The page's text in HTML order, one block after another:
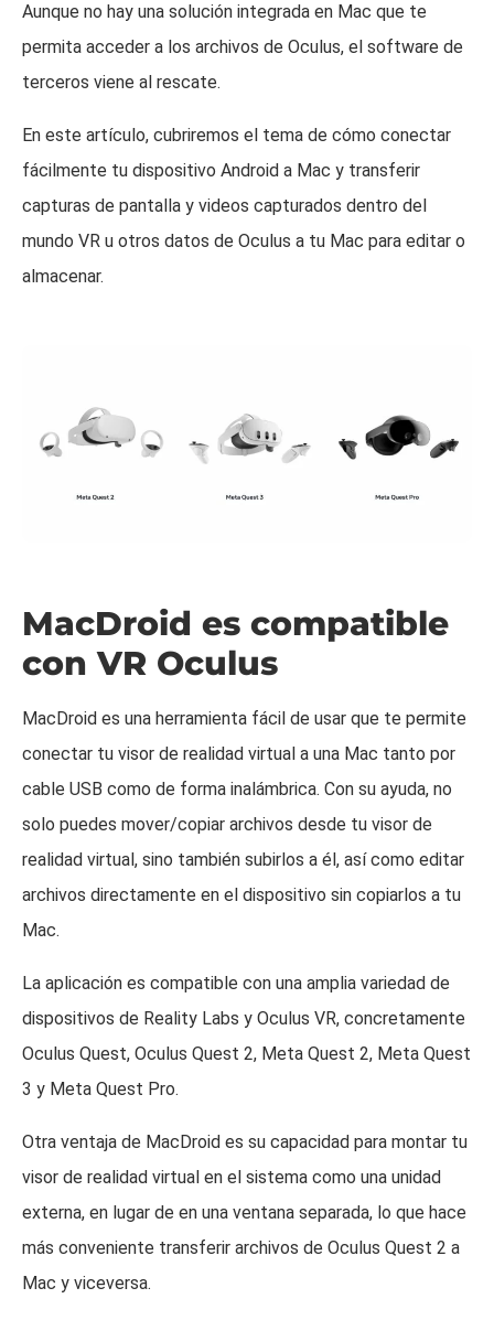
Aunque no hay una solución integrada en Mac que te
permita acceder a los archivos de Oculus, el software de
terceros viene al rescate.
En este artículo, cubriremos el tema de cómo conectar
fácilmente tu dispositivo Android a Mac y transferir
capturas de pantalla y videos capturados dentro del
mundo VR u otros datos de Oculus a tu Mac para editar o
almacenar.
MacDroid es compatible
con VR Oculus
MacDroid es una herramienta fácil de usar que te permite
conectar tu visor de realidad virtual a una Mac tanto por
cable USB como de forma inalámbrica. Con su ayuda, no
solo puedes mover/copiar archivos desde tu visor de
realidad virtual, sino también subirlos a él, así como editar
archivos directamente en el dispositivo sin copiarlos a tu
Mac.
La aplicación es compatible con una amplia variedad de
dispositivos de Reality Labs y Oculus VR, concretamente
Oculus Quest, Oculus Quest 2, Meta Quest 2, Meta Quest
3 y Meta Quest Pro.
Otra ventaja de MacDroid es su capacidad para montar tu
visor de realidad virtual en el sistema como una unidad
externa, en lugar de en una ventana separada, lo que hace
más conveniente transferir archivos de Oculus Quest 2 a
Mac y viceversa.